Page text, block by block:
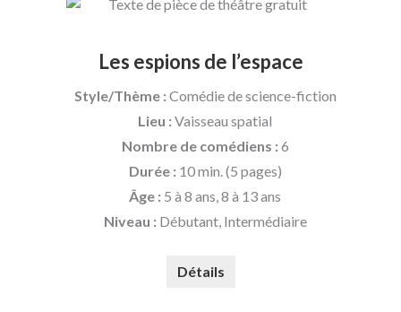
Les espions de l’espace
Style/Thème : Comédie de science-fiction
Lieu : Vaisseau spatial
Nombre de comédiens : 6
Durée : 10 min. (5 pages)
Âge : 5 à 8 ans, 8 à 13 ans
Niveau : Débutant, Intermédiaire
Détails